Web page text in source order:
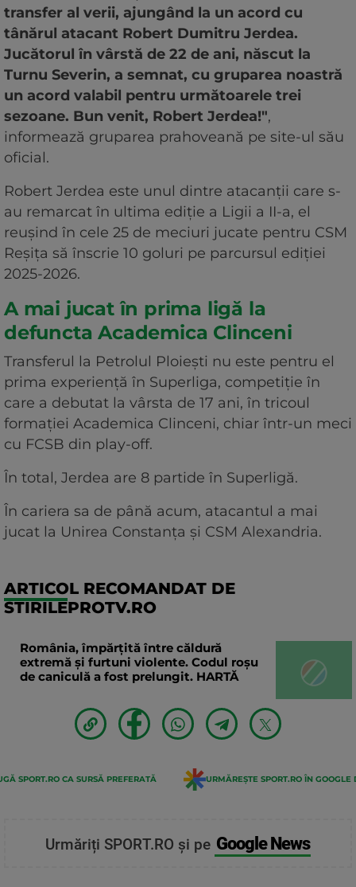
transfer al verii, ajungând la un acord cu
tânărul atacant Robert Dumitru Jerdea.
Jucătorul în vârstă de 22 de ani, născut la
Turnu Severin, a semnat, cu gruparea noastră
un acord valabil pentru următoarele trei
sezoane. Bun venit, Robert Jerdea!",
informează gruparea prahoveană pe site-ul său
oficial.
Robert Jerdea este unul dintre atacanţii care s-
au remarcat în ultima ediţie a Ligii a II-a, el
reuşind în cele 25 de meciuri jucate pentru CSM
Reşiţa să înscrie 10 goluri pe parcursul ediţiei
2025-2026.
A mai jucat în prima ligă la
defuncta Academica Clinceni
Transferul la Petrolul Ploieşti nu este pentru el
prima experienţă în Superliga, competiţie în
care a debutat la vârsta de 17 ani, în tricoul
formaţiei Academica Clinceni, chiar într-un meci
cu FCSB din play-off.
În total, Jerdea are 8 partide în Superligă.
În cariera sa de până acum, atacantul a mai
jucat la Unirea Constanţa şi CSM Alexandria.
ARTICOL RECOMANDAT DE
STIRILEPROTV.RO
România, împărțită între căldură
extremă și furtuni violente. Codul roșu
de caniculă a fost prelungit. HARTĂ
SPORT.RO CA SURSĂ PREFERATĂ URMĂREȘTE SPORT.RO ÎN GOOGLE
Urmăriți SPORT.RO și pe Google News